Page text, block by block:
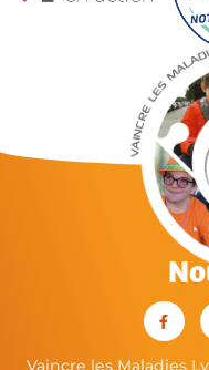
Vaincre les Maladies